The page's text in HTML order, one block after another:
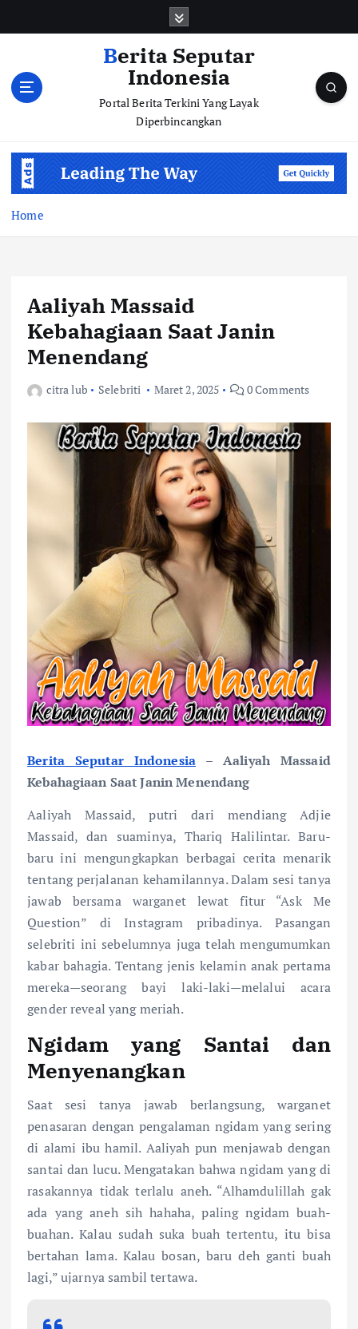
Berita Seputar
Indonesia
Portal Berita Terkini Yang Layak
Diperbincangkan
Home
Aaliyah Massaid
Kebahagiaan Saat Janin
Menendang
citra lub Selebriti Maret 2, 2025 0 Comments
Berita Seputar Indonesia – Aaliyah Massaid
Kebahagiaan Saat Janin Menendang
Aaliyah Massaid, putri dari mendiang Adjie
Massaid, dan suaminya, Thariq Halilintar. Baru-
baru ini mengungkapkan berbagai cerita menarik
tentang perjalanan kehamilannya. Dalam sesi tanya
jawab bersama warganet lewat fitur “Ask Me
Question” di Instagram pribadinya. Pasangan
selebriti ini sebelumnya juga telah mengumumkan
kabar bahagia. Tentang jenis kelamin anak pertama
mereka—seorang bayi laki-laki—melalui acara
gender reveal yang meriah.
Ngidam yang Santai dan
Menyenangkan
Saat sesi tanya jawab berlangsung, warganet
penasaran dengan pengalaman ngidam yang sering
di alami ibu hamil. Aaliyah pun menjawab dengan
santai dan lucu. Mengatakan bahwa ngidam yang di
rasakannya tidak terlalu aneh. “Alhamdulillah gak
ada yang aneh sih hahaha, paling ngidam buah-
buahan. Kalau sudah suka buah tertentu, itu bisa
bertahan lama. Kalau bosan, baru deh ganti buah
lagi,” ujarnya sambil tertawa.